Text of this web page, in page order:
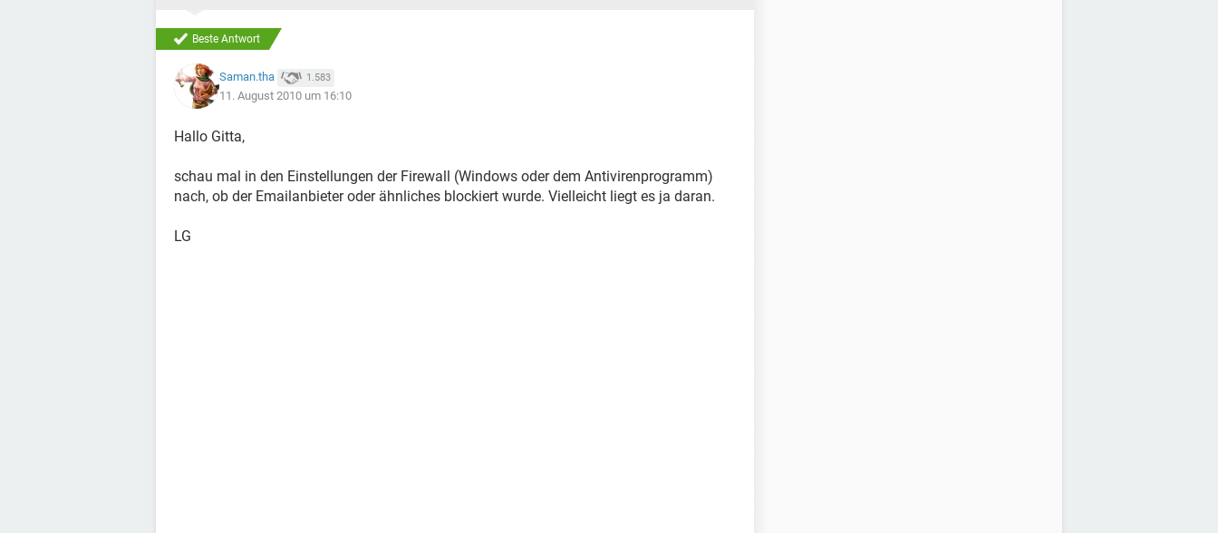
Beste Antwort
Saman.tha 1.583
11. August 2010 um 16:10
Hallo Gitta,
schau mal in den Einstellungen der Firewall (Windows oder dem Antivirenprogramm)
nach, ob der Emailanbieter oder ähnliches blockiert wurde. Vielleicht liegt es ja daran.
LG